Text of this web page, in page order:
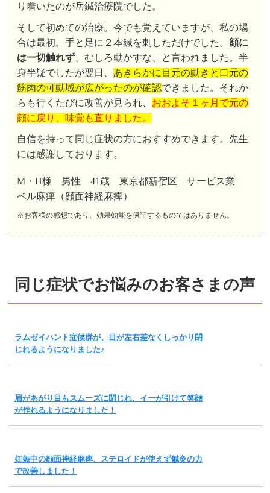
り着いたのが岳鍼治療院でした。
そして初めての治療。今でも覚えていますが、私の場
合は最初、手と足に２本鍼を刺しただけでした。 顔に
は一切触れず 、むしろ動かすな、と言われました。半
身半疑でしたが翌日、 あきらかに目元の動きと口元の
筋肉の可動域が広がったのが確認できました。それか
らも行くたびに改善が見られ、 おおよそ１ヶ月で元の
顔に戻り、味覚も直りました。
自信を持って同じ症状の方におすすめできます。先生
には感謝しております。
M・H様 男性 41歳 東京都新宿区 サービス業
ベル麻痺（顔面神経麻痺）
※お客様の感想であり、効果効能を保証するものではありません。
同じ症状でお悩みのお客さまの声
ラムゼイハント症候群が、目が左右差なくしっかり閉
じれるようになりました♪
眉があがり目もスムーズに閉じれ、イーが引けて笑顔
が作れるようになりました！
妊娠中の顔面神経麻痺、ステロイドが使えず鍼灸の力
で改善しました！